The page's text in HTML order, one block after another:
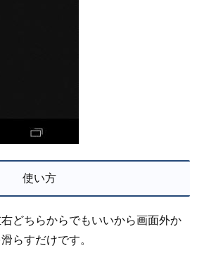
使い方
どちらからでもいいから画面外か
らすだけです。